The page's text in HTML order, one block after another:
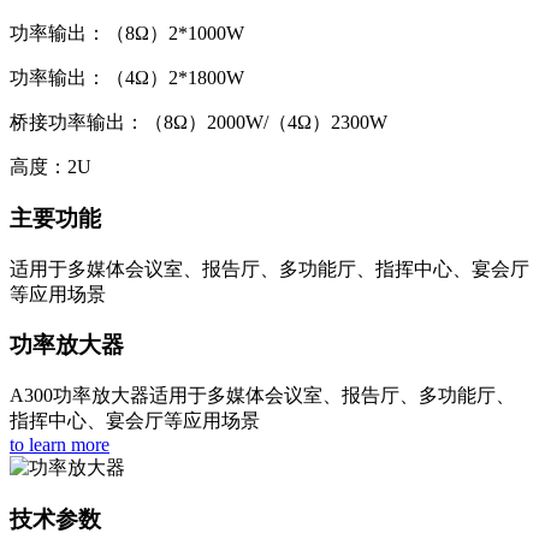
功率输出：（8Ω）2*1000W
功率输出：（4Ω）2*1800W
桥接功率输出：（8Ω）2000W/（4Ω）2300W
高度：2U
主要功能
适用于多媒体会议室、报告厅、多功能厅、指挥中心、宴会厅
等应用场景
功率放大器
A300功率放大器适用于多媒体会议室、报告厅、多功能厅、
指挥中心、宴会厅等应用场景
to learn more
技术参数